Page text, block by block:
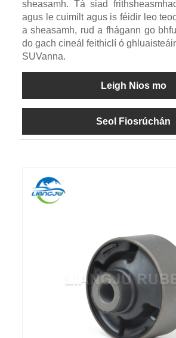
sheasamh. Tá siad
agus le cuimilt agus is féidir leo
a sheasamh, rud a fhágann go
do gach cineál feithiclí ó
SUVanna.
Leigh Nios mo
Seol Fiosrúchán